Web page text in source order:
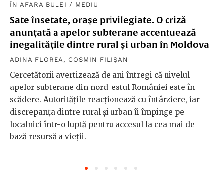
ÎN AFARA BULEI / MEDIU
Sate însetate, orașe privilegiate. O criză
anunțată a apelor subterane accentuează
inegalitățile dintre rural și urban în Moldova
ADINA FLOREA , COSMIN FILIȘAN
Cercetătorii avertizează de ani întregi că nivelul
apelor subterane din nord-estul României este în
scădere. Autoritățile reacționează cu întârziere, iar
discrepanța dintre rural și urban îi împinge pe
localnici într-o luptă pentru accesul la cea mai de
bază resursă a vieții.